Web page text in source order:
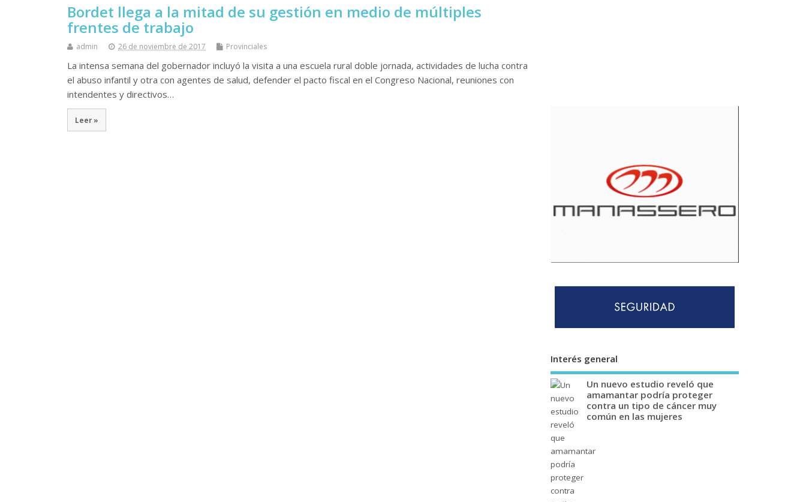
Bordet llega a la mitad de su gestión en medio de múltiples
frentes de trabajo
admin 26 de noviembre de 2017 Provinciales
La intensa semana del gobernador incluyó la visita a una escuela rural doble jornada, actividades de lucha contra
el abuso infantil y otra con agentes de salud, defender el pacto fiscal en el Congreso Nacional, reuniones con
intendentes y directivos…
Leer »
Interés general
Un nuevo estudio reveló que
amamantar podría proteger
contra un tipo de cáncer muy
común en las mujeres